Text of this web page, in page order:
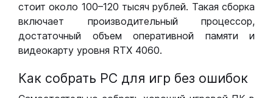
стоит около 100–120 тысяч рублей. Такая сборка
включает производительный процессор,
достаточный объем оперативной памяти и
видеокарту уровня RTX 4060.
Как собрать РС для игр без ошибок